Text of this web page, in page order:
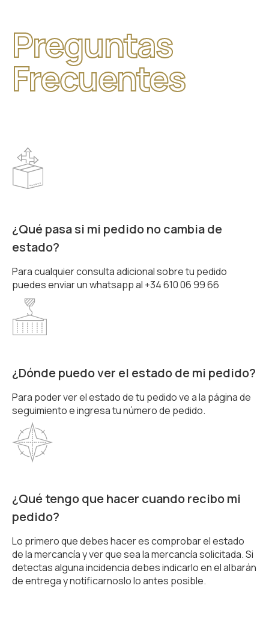
Preguntas
Frecuentes
¿Qué pasa si mi pedido no cambia de
estado?
Para cualquier consulta adicional sobre tu pedido
puedes enviar un whatsapp al +34 610 06 99 66
¿Dónde puedo ver el estado de mi pedido?
Para poder ver el estado de tu pedido ve a la página de
seguimiento e ingresa tu número de pedido.
¿Qué tengo que hacer cuando recibo mi
pedido?
Lo primero que debes hacer es comprobar el estado
de la mercancía y ver que sea la mercancía solicitada. Si
detectas alguna incidencia debes indicarlo en el albarán
de entrega y notificarnoslo lo antes posible.